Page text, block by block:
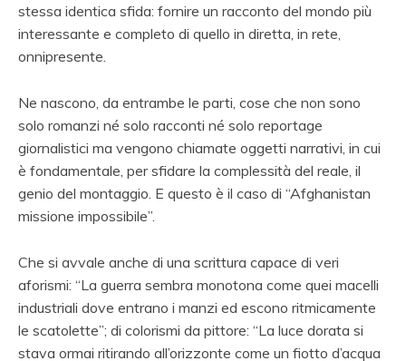
stessa identica sfida: fornire un racconto del mondo più
interessante e completo di quello in diretta, in rete,
onnipresente.
Ne nascono, da entrambe le parti, cose che non sono
solo romanzi né solo racconti né solo reportage
giornalistici ma vengono chiamate oggetti narrativi, in cui
è fondamentale, per sfidare la complessità del reale, il
genio del montaggio. E questo è il caso di “Afghanistan
missione impossibile”.
Che si avvale anche di una scrittura capace di veri
aforismi: “La guerra sembra monotona come quei macelli
industriali dove entrano i manzi ed escono ritmicamente
le scatolette”; di colorismi da pittore: “La luce dorata si
stava ormai ritirando all’orizzonte come un fiotto d’acqua